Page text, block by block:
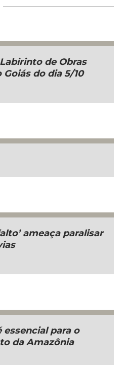
de Obras
do dia 5/10
ameaça paralisar
para o
da Amazônia